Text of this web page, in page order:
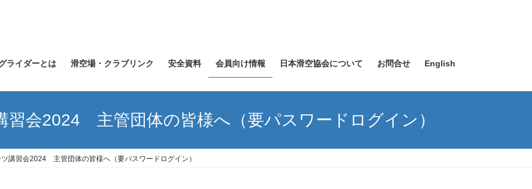
ライダーとは 滑空場・クラブリンク 安全資料 会員向け情報 日本滑空協会について お問合せ English
習会2024 主管団体の皆様へ（要パスワードログイン）
講習会2024 主管団体の皆様へ（要パスワードログイン）